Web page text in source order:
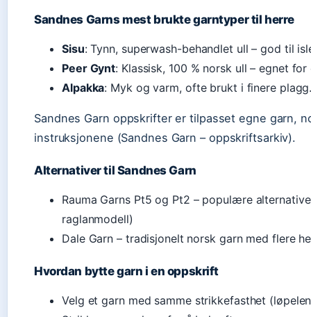
Sandnes Garns mest brukte garntyper til herre
Sisu: Tynn, superwash-behandlet ull – god til
Peer Gynt: Klassisk, 100 % norsk ull – egnet
Alpakka: Myk og varm, ofte brukt i finere
Sandnes Garn oppskrifter er tilpasset egne garn,
instruksjonene (Sandnes Garn – oppskriftsarkiv).
Alternativer til Sandnes Garn
Rauma Garns Pt5 og Pt2 – populære
raglanmodell)
Dale Garn – tradisjonelt norsk garn med flere
Hvordan bytte garn i en oppskrift
Velg et garn med samme strikkefasthet